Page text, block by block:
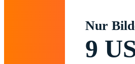
Nur
9